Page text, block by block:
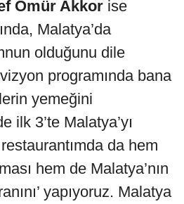
Ömür Akkor ise
Malatya’da
olduğunu dile
programında bana
yemeğini
ilk 3’te Malatya’yı
da hem
hem de Malatya’nın
yapıyoruz. Malatya